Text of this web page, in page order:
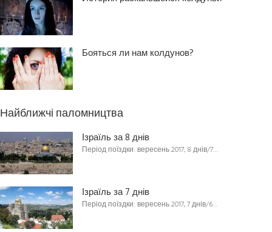
Бояться ли нам колдунов?
Найближчі паломництва
Ізраїль за 8 днів
Період поїздки: вересень 2017, 8 днів/7…
Ізраїль за 7 днів
Період поїздки: вересень 2017, 7 днів/6…